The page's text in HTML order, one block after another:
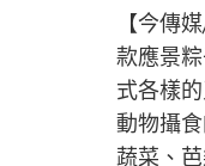
【今傳
款應景
式各樣
動物攝
蔬菜、